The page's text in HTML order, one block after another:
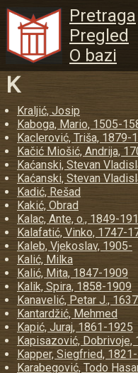
Pretraga
Pregled
O bazi
K
Kraljić, Josip
Kaboga, Mario, 1505-
Kaclerović, Triša, 1879-
Kačić Miošić, Andrija,
Kaćanski, Stevan
Kaćanski, Stevan
Kadić, Rešad
Kakić, Obrad
Kalac, Ante, o., 1849-
Kalafatić, Vinko, 1747-
Kaleb, Vjekoslav, 1905-
Kalić, Milka
Kalić, Mita, 1847-1909
Kalik, Spira, 1858-1909
Kanavelić, Petar J.,
Kantardžić, Mehmed
Kapić, Juraj, 1861-1925
Kapisazović, Dobrivoje,
Kapper, Siegfried,
Karabegović, Todo